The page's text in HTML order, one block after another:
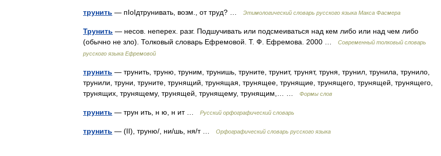
трунить — пIоIдтрунивать, возм., от труд? … Этимологический словарь русского языка Макса Фасмера
Трунить — несов. неперех. разг. Подшучивать или подсмеиваться над кем либо или над чем либо
(обычно не зло). Толковый словарь Ефремовой. Т. Ф. Ефремова. 2000 …
Современный толковый словарь
русского языка Ефремовой
трунить — трунить, труню, труним, трунишь, труните, трунит, трунят, труня, трунил, трунила, трунило,
трунили, труни, труните, трунящий, трунящая, трунящее, трунящие, трунящего, трунящей, трунящего,
трунящих, трунящему, трунящей, трунящему, трунящим,… …
Формы слов
трунить — трун ить, н ю, н ит … Русский орфографический словарь
трунить — (II), труню/, ни/шь, ня/т … Орфографический словарь русского языка